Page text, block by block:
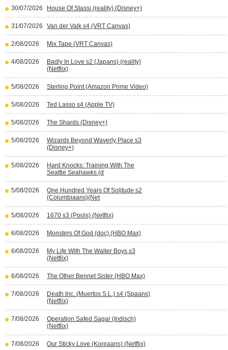
30/07/2026 House Of Stassi (reality) (Disney+)
31/07/2026 Van der Valk s4 (VRT Canvas)
2/08/2026 Mix Tape (VRT Canvas)
4/08/2026
Badly In Love s2 (Japans) (reality)
(Netflix)
5/08/2026 Sterling Point (Amazon Prime Video)
5/08/2026 Ted Lasso s4 (Apple TV)
5/08/2026 The Shards (Disney+)
5/08/2026
Wizards Beyond Waverly Place s3
(Disney+)
5/08/2026
Hard Knocks: Training With The
Seattle Seahawks (d
5/08/2026
One Hundred Years Of Solitude s2
(Columbiaans)(Net
5/08/2026 1670 s3 (Pools) (Netflix)
6/08/2026 Monsters Of God (doc) (HBO Max)
6/08/2026
My Life With The Walter Boys s3
(Netflix)
6/08/2026 The Other Bennet Sister (HBO Max)
7/08/2026
Death Inc. (Muertos S.L.) s4 (Spaans)
(Netflix)
7/08/2026
Operation Safed Sagar (Indisch)
(Netflix)
7/08/2026 Our Sticky Love (Koreaans) (Netflix)